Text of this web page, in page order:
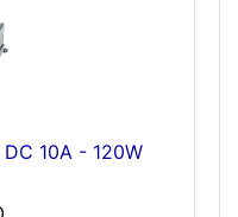
10A - 120W